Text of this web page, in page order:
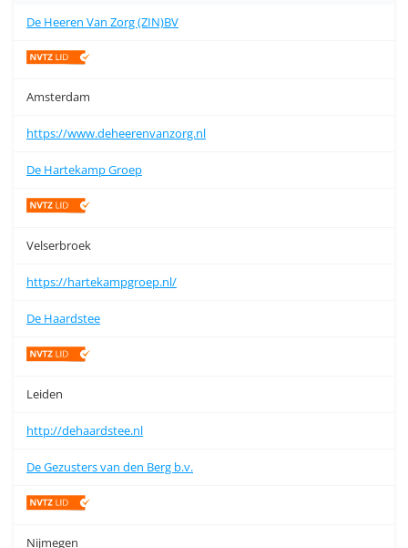
De Heeren Van Zorg (ZIN)BV
Amsterdam
https://www.deheerenvanzorg.nl
De Hartekamp Groep
Velserbroek
https://hartekampgroep.nl/
De Haardstee
Leiden
http://dehaardstee.nl
De Gezusters van den Berg b.v.
Nijmegen